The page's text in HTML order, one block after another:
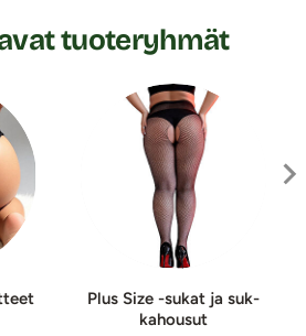
tuoteryhmät
Plus Size -sukat ja suk­
ka­hou­sut